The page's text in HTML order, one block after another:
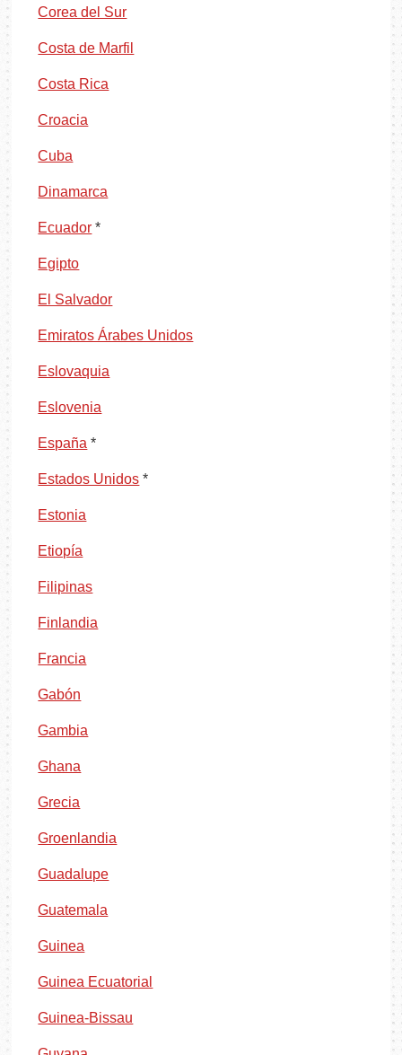
Corea del Sur
Costa de Marfil
Costa Rica
Croacia
Cuba
Dinamarca
Ecuador *
Egipto
El Salvador
Emiratos Árabes Unidos
Eslovaquia
Eslovenia
España *
Estados Unidos *
Estonia
Etiopía
Filipinas
Finlandia
Francia
Gabón
Gambia
Ghana
Grecia
Groenlandia
Guadalupe
Guatemala
Guinea
Guinea Ecuatorial
Guinea-Bissau